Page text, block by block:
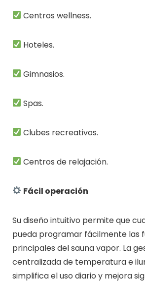
Centros wellness.
Hoteles.
Gimnasios.
Spas.
Clubes recreativos.
Centros de relajación.
Fácil operación
Su diseño intuitivo permite que
pueda programar fácilmente las
principales del sauna vapor. La
centralizada de temperatura e
simplifica el uso diario y mejora